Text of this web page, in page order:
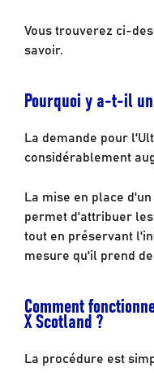
Vous trouverez ci-
savoir.
Pourquoi y a-t-il
La demande pour
considérablement
La mise en place
permet d'attribuer
tout en préservant
mesure qu'il prend
Comment
X Scotland ?
La procédure est